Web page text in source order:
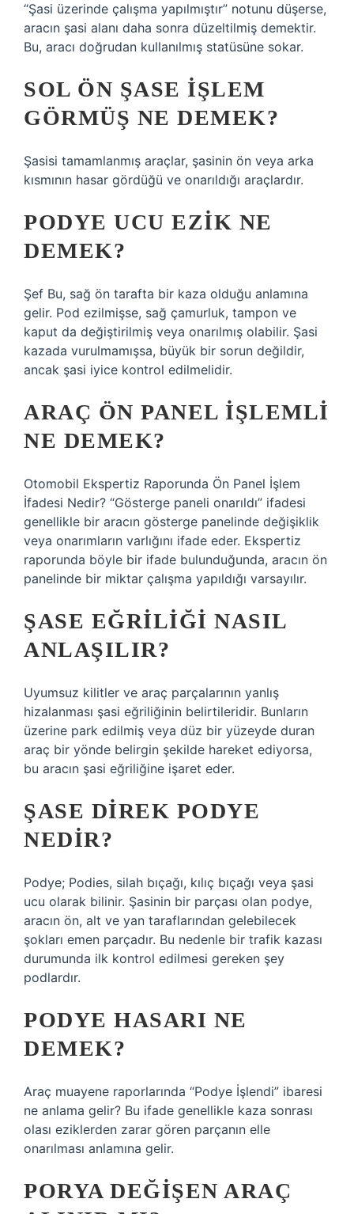
“Şasi üzerinde çalışma yapılmıştır” notunu düşerse,
aracın şasi alanı daha sonra düzeltilmiş demektir.
Bu, aracı doğrudan kullanılmış statüsüne sokar.
SOL ÖN ŞASE IŞLEM
GÖRMÜŞ NE DEMEK?
Şasisi tamamlanmış araçlar, şasinin ön veya arka
kısmının hasar gördüğü ve onarıldığı araçlardır.
PODYE UCU EZIK NE
DEMEK?
Şef Bu, sağ ön tarafta bir kaza olduğu anlamına
gelir. Pod ezilmişse, sağ çamurluk, tampon ve
kaput da değiştirilmiş veya onarılmış olabilir. Şasi
kazada vurulmamışsa, büyük bir sorun değildir,
ancak şasi iyice kontrol edilmelidir.
ARAÇ ÖN PANEL IŞLEMLI
NE DEMEK?
Otomobil Ekspertiz Raporunda Ön Panel İşlem
İfadesi Nedir? “Gösterge paneli onarıldı” ifadesi
genellikle bir aracın gösterge panelinde değişiklik
veya onarımların varlığını ifade eder. Ekspertiz
raporunda böyle bir ifade bulunduğunda, aracın ön
panelinde bir miktar çalışma yapıldığı varsayılır.
ŞASE EĞRILIĞI NASIL
ANLAŞILIR?
Uyumsuz kilitler ve araç parçalarının yanlış
hizalanması şasi eğriliğinin belirtileridir. Bunların
üzerine park edilmiş veya düz bir yüzeyde duran
araç bir yönde belirgin şekilde hareket ediyorsa,
bu aracın şasi eğriliğine işaret eder.
ŞASE DIREK PODYE
NEDIR?
Podye; Podies, silah bıçağı, kılıç bıçağı veya şasi
ucu olarak bilinir. Şasinin bir parçası olan podye,
aracın ön, alt ve yan taraflarından gelebilecek
şokları emen parçadır. Bu nedenle bir trafik kazası
durumunda ilk kontrol edilmesi gereken şey
podlardır.
PODYE HASARI NE
DEMEK?
Araç muayene raporlarında “Podye İşlendi” ibaresi
ne anlama gelir? Bu ifade genellikle kaza sonrası
olası eziklerden zarar gören parçanın elle
onarılması anlamına gelir.
PORYA DEĞIŞEN ARAÇ